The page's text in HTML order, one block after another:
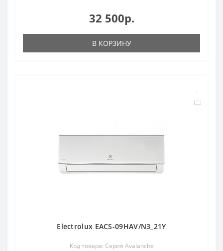
32 500р.
В КОРЗИНУ
Electrolux EACS-09HAV/N3_21Y
Код товара: Серия Avalanche